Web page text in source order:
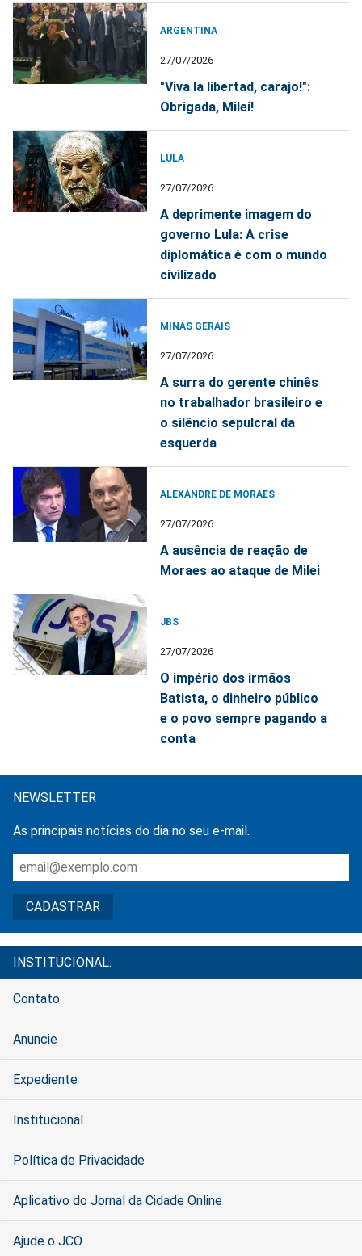
ARGENTINA
27/07/2026
"Viva la libertad, carajo!":
Obrigada, Milei!
LULA
27/07/2026
A deprimente imagem do
governo Lula: A crise
diplomática é com o mundo
civilizado
MINAS GERAIS
27/07/2026
A surra do gerente chinês
no trabalhador brasileiro e
o silêncio sepulcral da
esquerda
ALEXANDRE DE MORAES
27/07/2026
A ausência de reação de
Moraes ao ataque de Milei
JBS
27/07/2026
O império dos irmãos
Batista, o dinheiro público
e o povo sempre pagando a
conta
NEWSLETTER
As principais notícias do dia no seu e-mail.
INSTITUCIONAL:
Contato
Anuncie
Expediente
Institucional
Política de Privacidade
Aplicativo do Jornal da Cidade Online
Ajude o JCO